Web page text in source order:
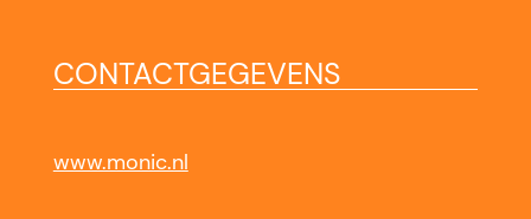
CONTACTGEGEVENS
www.monic.nl